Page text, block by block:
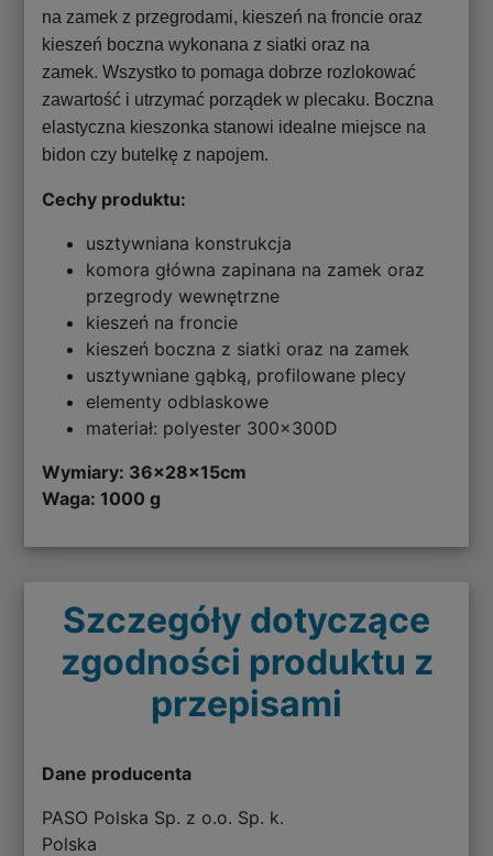
na zamek z przegrodami, kieszeń na froncie oraz
kieszeń boczna wykonana z siatki oraz na
zamek. Wszystko to pomaga dobrze rozlokować
zawartość i utrzymać porządek w plecaku. Boczna
elastyczna kieszonka stanowi idealne miejsce na
bidon czy butelkę z napojem.
Cechy produktu:
usztywniana konstrukcja
komora główna zapinana na zamek oraz
przegrody wewnętrzne
kieszeń na froncie
kieszeń boczna z siatki oraz na zamek
usztywniane gąbką, profilowane plecy
elementy odblaskowe
materiał: polyester 300x300D
Wymiary: 36x28x15cm
Waga: 1000 g
Szczegóły dotyczące
zgodności produktu z
przepisami
Dane producenta
PASO Polska Sp. z o.o. Sp. k.
Polska